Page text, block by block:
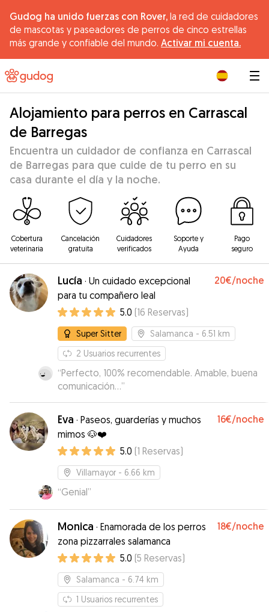
Gudog ha unido fuerzas con Rover, la red de cuidadores
de mascotas y paseadores de perros de cinco estrellas
más grande y confiable del mundo. Activar mi cuenta.
Alojamiento para perros en Carrascal
de Barregas
Encuentra un cuidador de confianza en Carrascal
de Barregas para que cuide de tu perro en su
casa durante el día y la noche.
Cobertura
veterinaria
Cancelación
gratuita
Cuidadores
verificados
Soporte y
Ayuda
Pago
seguro
Lucía · Un cuidado excepcional
para tu compañero leal
20€/noche
5.0 (16 Reservas)
Super Sitter Salamanca - 6.51 km
2 Usuarios recurrentes
“Perfecto, 100% recomendable. Amable, buena
comunicación...”
Eva · Paseos, guarderías y muchos
mimos 🐶❤️
16€/noche
5.0 (1 Reservas)
Villamayor - 6.66 km
“Genial”
Monica · Enamorada de los perros
zona pizzarrales salamanca
18€/noche
5.0 (5 Reservas)
Salamanca - 6.74 km
1 Usuarios recurrentes